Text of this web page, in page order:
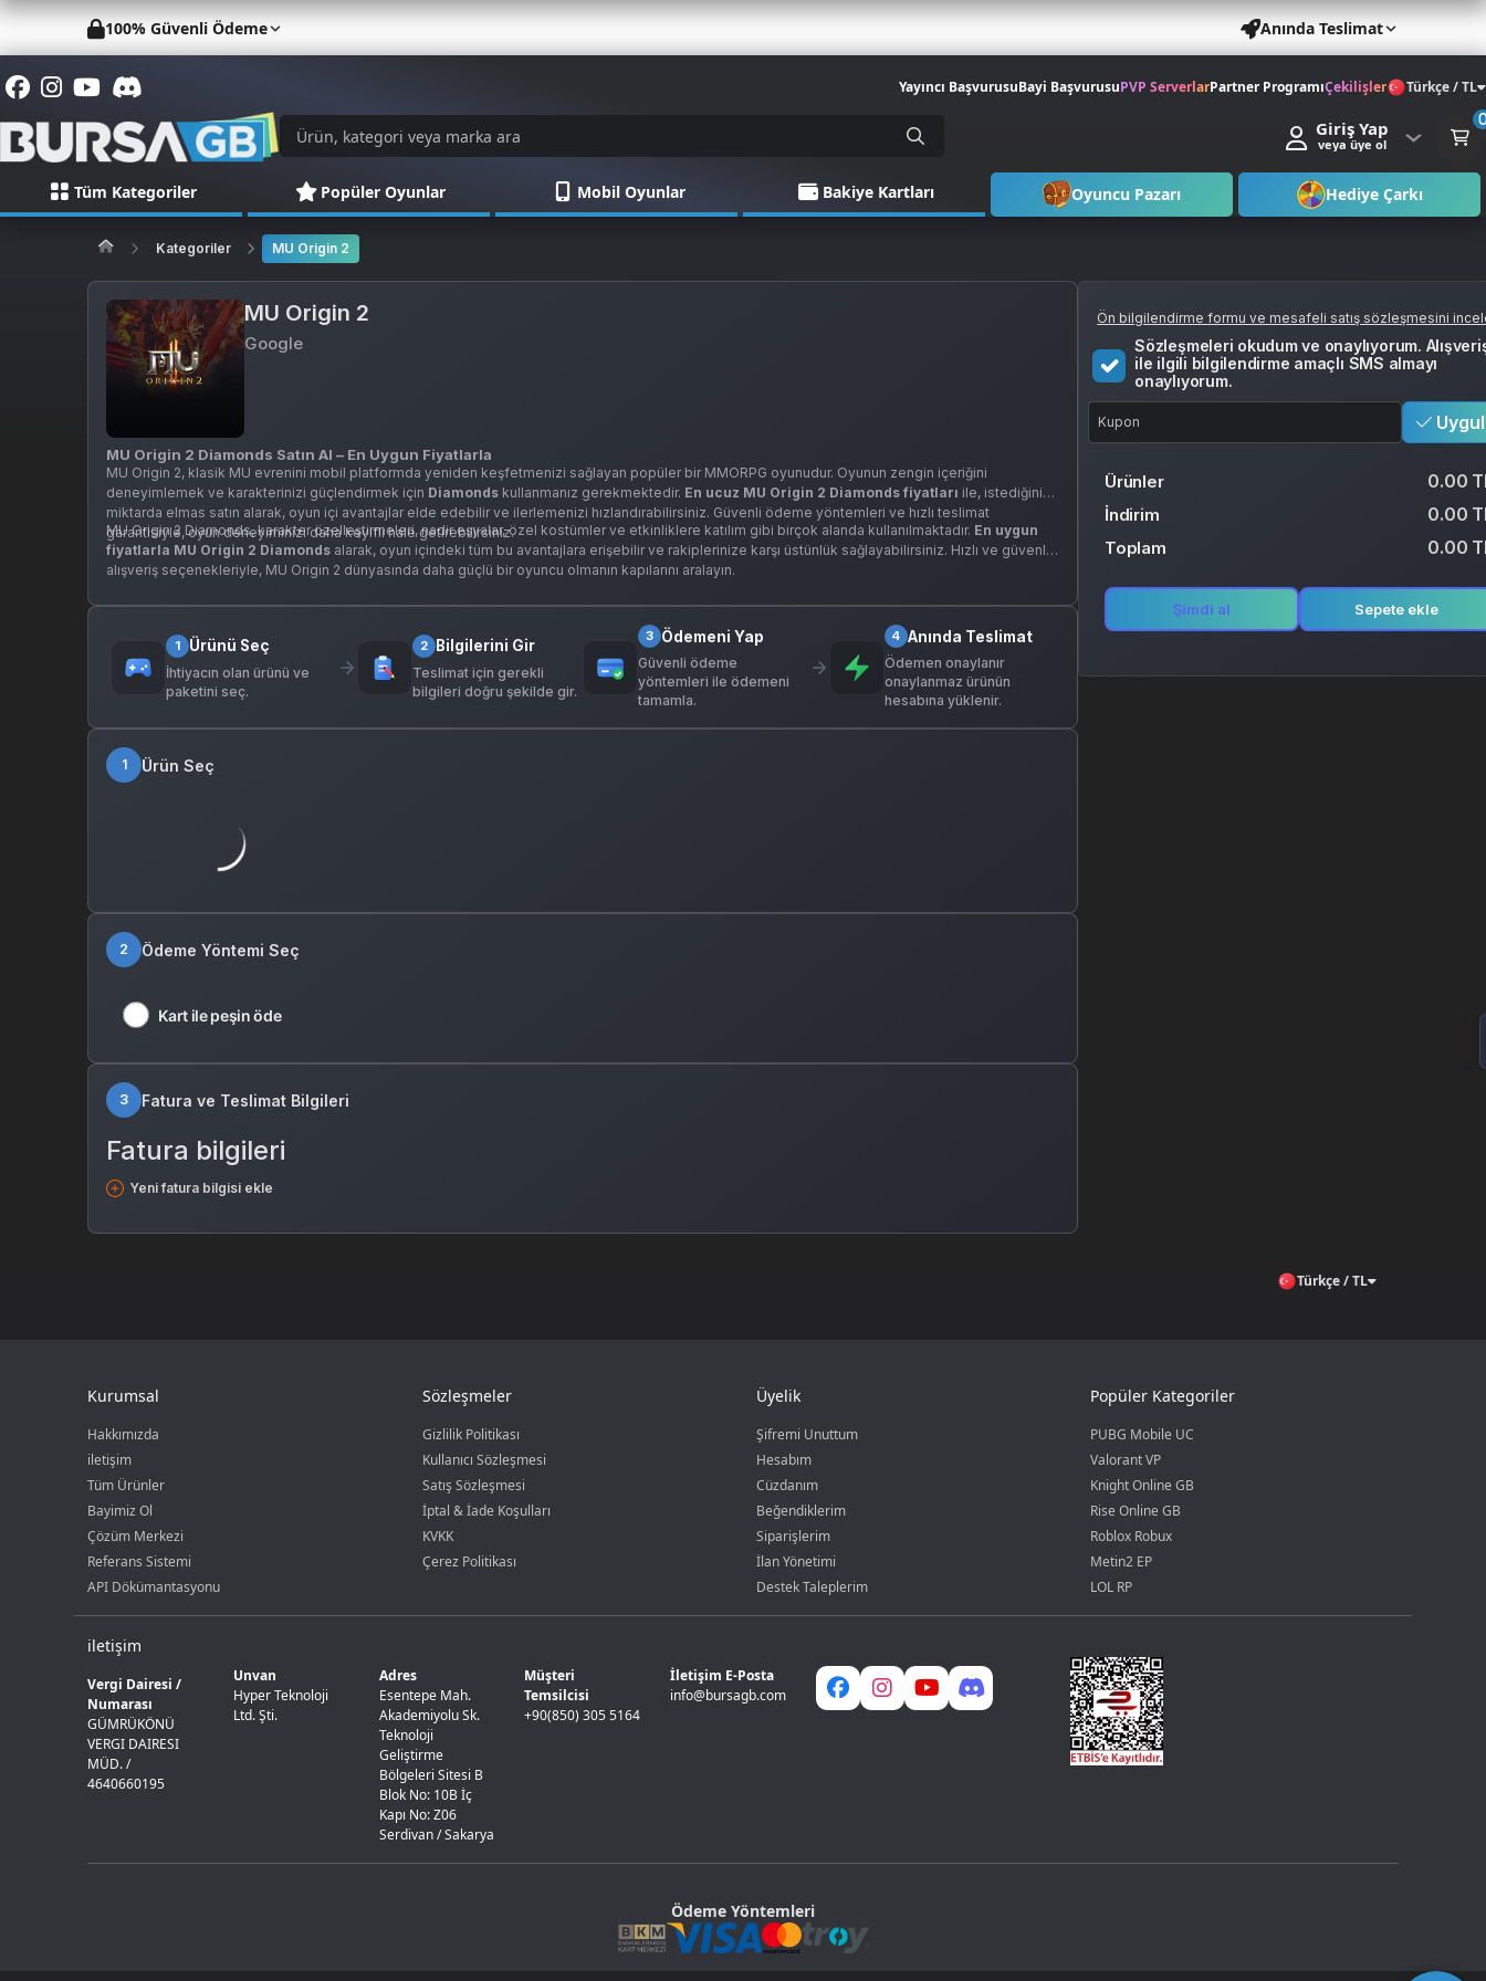
100% Güvenli Ödeme Anında Teslimat
Yayıncı BaşvurusuBayi BaşvurusuPVP ServerlarPartner ProgramıÇekilişler Türkçe / TL
Giriş Yap
veya üye ol
Tüm Kategoriler Popüler Oyunlar Mobil Oyunlar Bakiye Kartları Oyuncu Pazarı Hediye Çarkı
Kategoriler MU Origin 2
MU Origin 2
Google
MU Origin 2 Diamonds Satın Al – En Uygun Fiyatlarla
MU Origin 2, klasik MU evrenini mobil platformda yeniden keşfetmenizi sağlayan popüler bir MMORPG oyunudur. Oyunun zengin içeriğini
deneyimlemek ve karakterinizi güçlendirmek için Diamonds kullanmanız gerekmektedir. En ucuz MU Origin 2 Diamonds fiyatları ile, istediğiniz
miktarda elmas satın alarak, oyun içi avantajlar elde edebilir ve ilerlemenizi hızlandırabilirsiniz. Güvenli ödeme yöntemleri ve hızlı teslimat
garantisiyle, oyun deneyiminizi daha keyifli hale getirebilirsiniz.
MU Origin 2 Diamonds, karakter özelleştirmeleri, nadir eşyalar, özel kostümler ve etkinliklere katılım gibi birçok alanda kullanılmaktadır. En uygun
fiyatlarla MU Origin 2 Diamonds alarak, oyun içindeki tüm bu avantajlara erişebilir ve rakiplerinize karşı üstünlük sağlayabilirsiniz. Hızlı ve güvenli
alışveriş seçenekleriyle, MU Origin 2 dünyasında daha güçlü bir oyuncu olmanın kapılarını aralayın.
1 Ürünü Seç
İhtiyacın olan ürünü ve
paketini seç.
2 Bilgilerini Gir
Teslimat için gerekli
bilgileri doğru şekilde gir.
3 Ödemeni Yap
Güvenli ödeme
yöntemleri ile ödemeni
tamamla.
4 Anında Teslimat
Ödemen onaylanır
onaylanmaz ürünün
hesabına yüklenir.
1 Ürün Seç
2 Ödeme Yöntemi Seç
Kart ile peşin öde
3 Fatura ve Teslimat Bilgileri
Fatura bilgileri
Yeni fatura bilgisi ekle
Ön bilgilendirme formu ve mesafeli satış sözleşmesini
Sözleşmeleri okudum ve onaylıyorum.
ile ilgili bilgilendirme amaçlı SMS almayı
onaylıyorum.
Ürünler 0.00
İndirim 0.00
Toplam 0.00
Şimdi al Sepete ekle
Türkçe / TL
Kurumsal
Hakkımızda
iletişim
Tüm Ürünler
Bayimiz Ol
Çözüm Merkezi
Referans Sistemi
API Dökümantasyonu
Sözleşmeler
Gizlilik Politikası
Kullanıcı Sözleşmesi
Satış Sözleşmesi
İptal & İade Koşulları
KVKK
Çerez Politikası
Üyelik
Şifremi Unuttum
Hesabım
Cüzdanım
Beğendiklerim
Siparişlerim
İlan Yönetimi
Destek Taleplerim
Popüler Kategoriler
PUBG Mobile UC
Valorant VP
Knight Online GB
Rise Online GB
Roblox Robux
Metin2 EP
LOL RP
iletişim
Vergi Dairesi /
Numarası
GÜMRÜKÖNÜ
VERGI DAIRESI
MÜD. /
4640660195
Unvan
Hyper Teknoloji
Ltd. Şti.
Adres
Esentepe Mah.
Akademiyolu Sk.
Teknoloji
Geliştirme
Bölgeleri Sitesi B
Blok No: 10B İç
Kapı No: Z06
Serdivan / Sakarya
Müşteri
Temsilcisi
+90(850) 305 5164
İletişim E-Posta
info@bursagb.com
Ödeme Yöntemleri